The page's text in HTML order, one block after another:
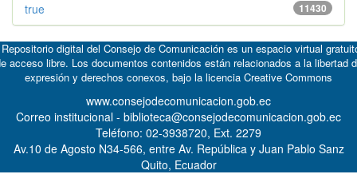
11430
true
digital del Consejo de Comunicación es un espacio virtual
acceso libre. Los documentos contenidos están relacionados a la libertad
expresión y derechos conexos, bajo la licencia Creative Commons
www.consejodecomunicacion.gob.ec
Correo institucional - biblioteca@consejodecomunicacion.gob.ec
Teléfono: 02-3938720, Ext. 2279
Av.10 de Agosto N34-566, entre Av. República y Juan Pablo Sanz
Quito, Ecuador